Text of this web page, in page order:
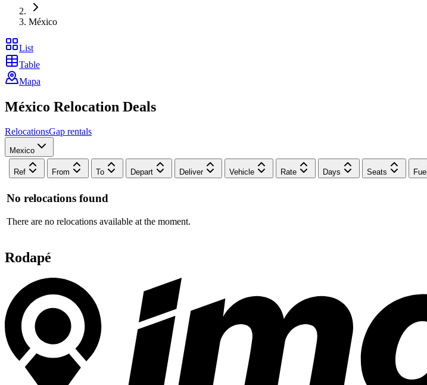
México
List
Table
Mapa
México Relocation Deals
RelocationsGap rentals
Mexico
Ref From To Depart Deliver Vehicle Rate Days Seats Fuel
No relocations found
There are no relocations available at the moment.
Rodapé